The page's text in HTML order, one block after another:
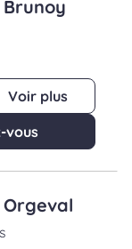
Voir plus
vous